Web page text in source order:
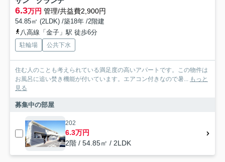
6.3万円 管理/共益費2,900円
54.85㎡ (2LDK) /築18年 /2階建
八高線「金子」駅 徒歩6分
駐輪場 公共下水
住む人のことも考えられている満足度の高いアパートです。この物件は
お風呂に追い焚き機能が付いています。エアコン付きなので暑... もっと
見る
募集中の部屋
202
6.3万円
2階 / 54.85㎡ / 2LDK